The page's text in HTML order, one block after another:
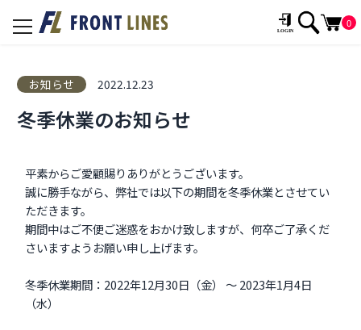
toggle
0
お知らせ 2022.12.23
冬季休業のお知らせ
平素からご愛顧賜りありがとうございます。
誠に勝手ながら、弊社では以下の期間を冬季休業とさせてい
ただきます。
期間中はご不便ご迷惑をおかけ致しますが、何卒ご了承くだ
さいますようお願い申し上げます。
冬季休業期間：2022年12月30日（金） 〜 2023年1月4日
（水）